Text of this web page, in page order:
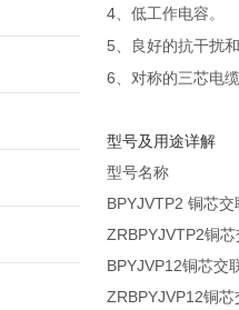
4 、低工作电容。
5 、良好的抗干扰
6 、对称的三芯电
型号及用途详解
型号名称
BPYJVTP2 铜芯交
ZRBPYJVTP2铜芯
BPYJVP12铜芯交
ZRBPYJVP12铜芯